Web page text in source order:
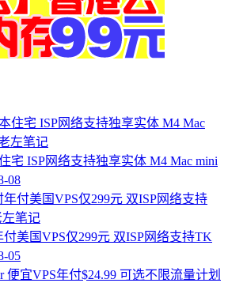
宅 ISP网络支持独享实体 M4 Mac mini
08
付美国VPS仅299元 双ISP网络支持TK
05